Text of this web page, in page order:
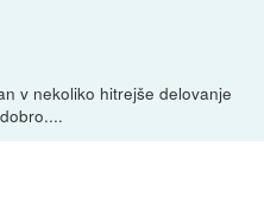
v nekoliko hitrejše delovanje